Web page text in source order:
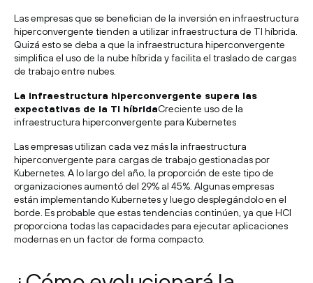
Las empresas que se benefician de la inversión en infraestructura
hiperconvergente tienden a utilizar infraestructura de TI híbrida.
Quizá esto se deba a que la infraestructura hiperconvergente
simplifica el uso de la nube híbrida y facilita el traslado de cargas
de trabajo entre nubes.
La infraestructura hiperconvergente supera las
expectativas de la TI híbridaCreciente uso de la
infraestructura hiperconvergente para Kubernetes
Las empresas utilizan cada vez más la infraestructura
hiperconvergente para cargas de trabajo gestionadas por
Kubernetes. A lo largo del año, la proporción de este tipo de
organizaciones aumentó del 29% al 45%. Algunas empresas
están implementando Kubernetes y luego desplegándolo en el
borde. Es probable que estas tendencias continúen, ya que HCI
proporciona todas las capacidades para ejecutar aplicaciones
modernas en un factor de forma compacto.